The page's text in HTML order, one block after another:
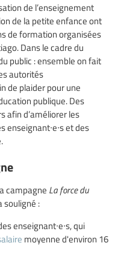
de l’enseignement
de la petite enfance ont
de formation organisées
Dans le cadre du
public : ensemble on fait
autorités
de plaider pour une
publique. Des
afin d’améliorer les
enseignant∙e∙s et des
campagne La force du
souligné :
enseignant∙e∙s, qui
moyenne d'environ 16